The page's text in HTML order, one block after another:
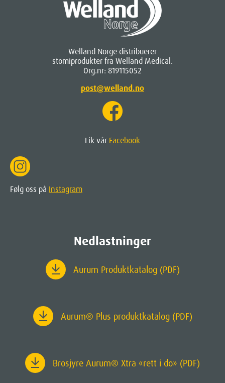
Welland Norge distribuerer
stomiprodukter fra Welland Medical.
Org.nr: 819115052
post@welland.no
Lik vår Facebook
Følg oss på Instagram
Nedlastninger
Aurum Produktkatalog (PDF)
Aurum® Plus produktkatalog (PDF)
Brosjyre Aurum® Xtra «rett i do» (PDF)